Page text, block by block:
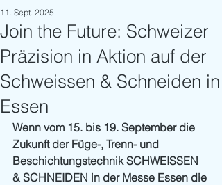
Join the Future: Schweizer
Präzision in Aktion auf der
Schweissen & Schneiden in
Essen
11. Sept. 2025
Wenn vom 15. bis 19. September die
Zukunft der Füge-, Trenn- und
Beschichtungstechnik SCHWEISSEN
& SCHNEIDEN in der Messe Essen die